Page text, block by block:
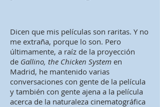
Dicen que mis películas son raritas. Y no
me extraña, porque lo son. Pero
últimamente, a raíz de la proyección
de Gallino, the Chicken System en
Madrid, he mantenido varias
conversaciones con gente de la película
y también con gente ajena a la película
acerca de la naturaleza cinematográfica